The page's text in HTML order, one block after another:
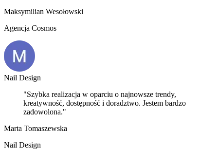
Maksymilian Wesołowski
Agencja Cosmos
Nail Design
"Szybka realizacja w oparciu o najnowsze trendy,
kreatywność, dostępność i doradztwo. Jestem bardzo
zadowolona."
Marta Tomaszewska
Nail Design